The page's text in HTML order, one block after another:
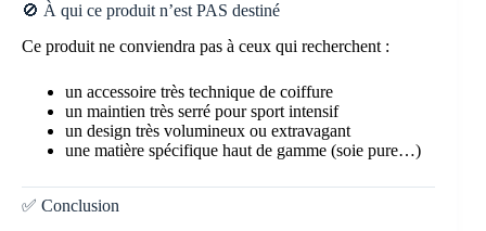
🚫 À qui ce produit n’est PAS destiné
Ce produit ne conviendra pas à ceux qui recherchent :
un accessoire très technique de coiffure
un maintien très serré pour sport intensif
un design très volumineux ou extravagant
une matière spécifique haut de gamme (soie pure…)
✅ Conclusion